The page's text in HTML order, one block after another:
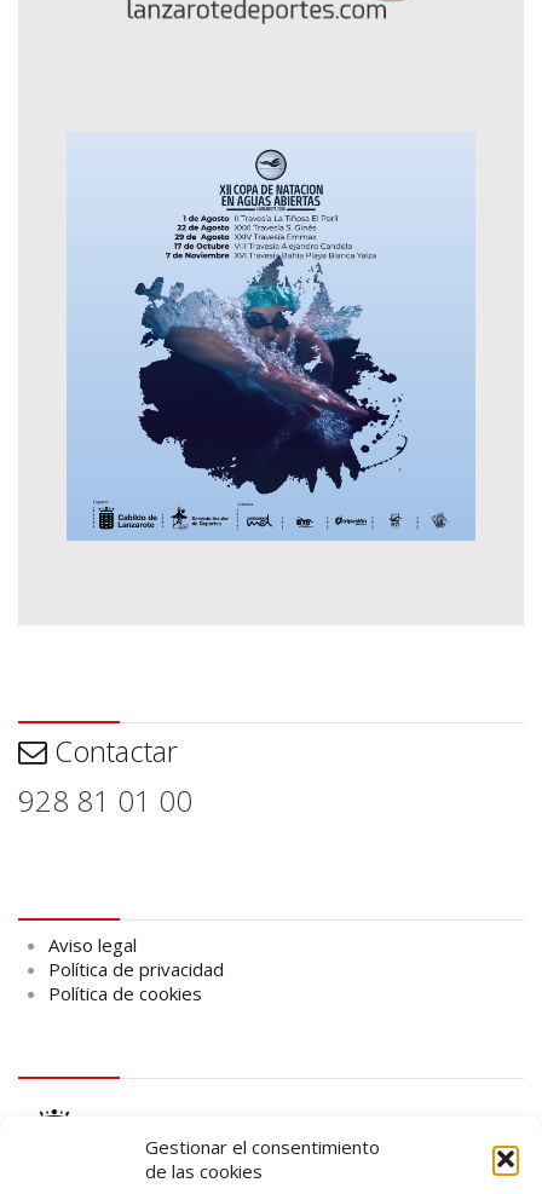
Gestionar el consentimiento
de las cookies
Contactar
928 81 01 00
Aviso legal
Política de privacidad
Política de cookies